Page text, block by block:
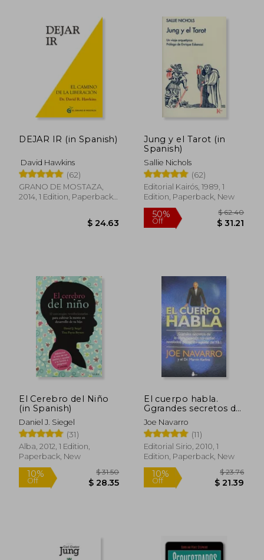
50% 45%
Off
10%
Off $ 17.66
50%
Off
DEJAR IR (in Spanish)
David Hawkins
(62)
GRANO DE MOSTAZA,
2014, 1 Edition, Paperback,
Jung y el Tarot (in
Spanish)
Sallie Nichols
(62)
Editorial Kairós, 1989, 1
Edition, Paperback, New
El Cerebro del Niño
(in Spanish)
Daniel J. Siegel
(31)
Alba, 2012, 1 Edition,
Paperback, New
El cuerpo habla.
Ggrandes secretos de
la comunicación no-
verbal revelados por
un ex-agente del
F.B.I. (in Spanish)
Joe Navarro
(11)
Editorial Sirio, 2010, 1
Edition, Paperback, New